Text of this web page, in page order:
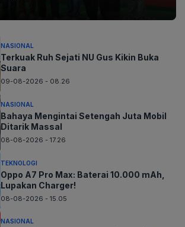
NASIONAL
Terkuak Ruh Sejati NU Gus Kikin Buka
Suara
09-08-2026 - 08.26
NASIONAL
Bahaya Mengintai Setengah Juta Mobil
Ditarik Massal
08-08-2026 - 17.26
TEKNOLOGI
Oppo A7 Pro Max: Baterai 10.000 mAh,
Lupakan Charger!
08-08-2026 - 15.05
NASIONAL